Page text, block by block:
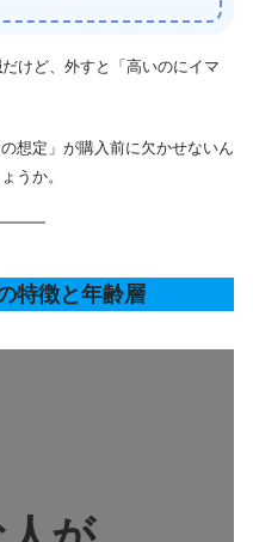
だけど、外すと「高いのにイマ
想定」が購入前に欠かせないん
うか。
特徴と年齢層